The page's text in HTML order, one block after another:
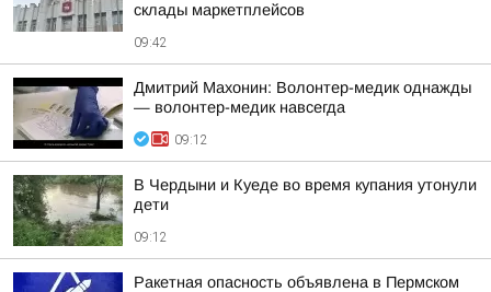
склады маркетплейсов
09:42
Дмитрий Махонин: Волонтер-медик однажды
— волонтер-медик навсегда
09:12
В Чердыни и Куеде во время купания утонули
дети
09:12
Ракетная опасность объявлена в Пермском